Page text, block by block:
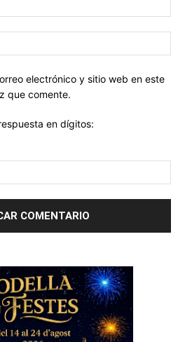
electrónico y sitio web en este
que comente.
en dígitos: